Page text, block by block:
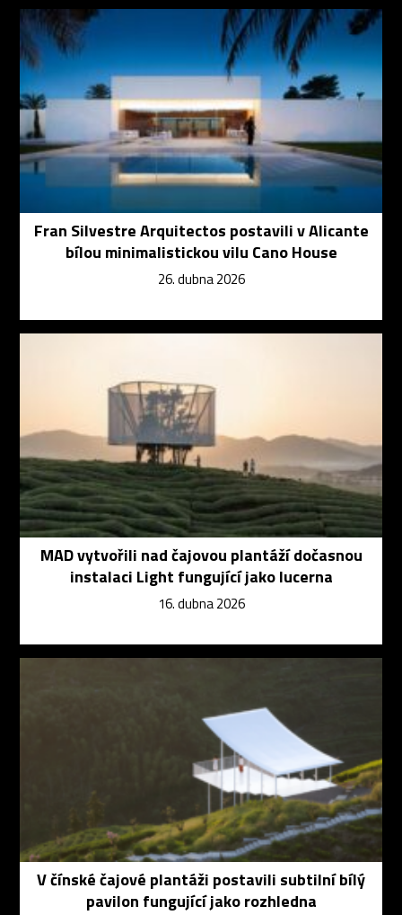
Fran Silvestre Arquitectos postavili v Alicante
bílou minimalistickou vilu Cano House
26. dubna 2026
MAD vytvořili nad čajovou plantáží dočasnou
instalaci Light fungující jako lucerna
16. dubna 2026
V čínské čajové plantáži postavili subtilní bílý
pavilon fungující jako rozhledna